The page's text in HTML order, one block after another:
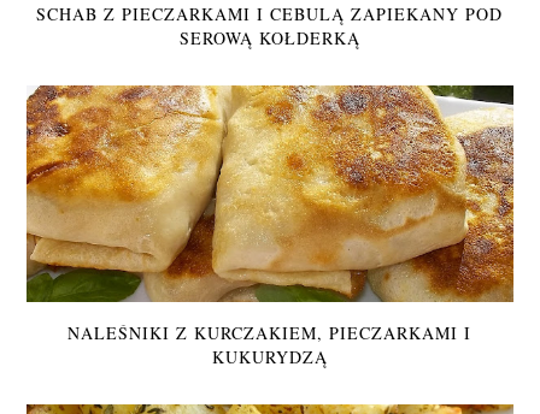
SCHAB Z PIECZARKAMI I CEBULĄ ZAPIEKANY POD
SEROWĄ KOŁDERKĄ
NALEŚNIKI Z KURCZAKIEM, PIECZARKAMI I
KUKURYDZĄ